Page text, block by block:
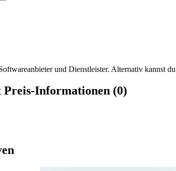
und Dienstleister. Alternativ kannst
Preis-Informationen (0)